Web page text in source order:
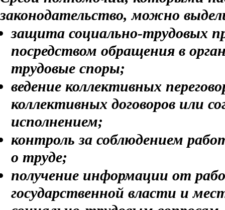
законодательство, можно
защита социально-трудовых
посредством обращения в
трудовые споры;
ведение коллективных
коллективных договоров или
исполнением;
контроль за соблюдением
о труде;
получение информации от
государственной власти и